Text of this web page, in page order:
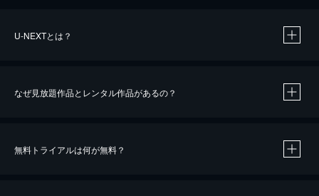
U-NEXTとは？
なぜ見放題作品とレンタル作品があるの？
無料トライアルは何が無料？